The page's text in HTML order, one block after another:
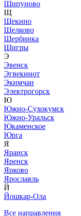
Шипуново
Щ
Щекино
Щелково
Щербинка
Щигры
Э
Эвенск
Эгвекинот
Экимчан
Электрогорск
Ю
Южно-Сухокумск
Южно-Уральск
Юкаменское
Юрга
Я
Яранск
Яренск
Ярково
Ярославль
Й
Йошкар-Ола
Все направления